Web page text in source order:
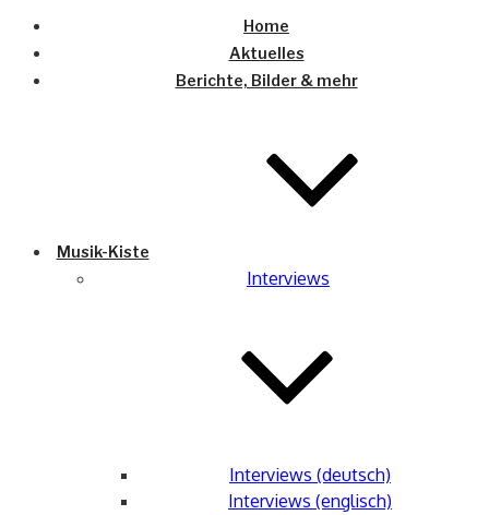
Home
Aktuelles
Berichte, Bilder & mehr
Musik-Kiste
Interviews
Interviews (deutsch)
Interviews (englisch)